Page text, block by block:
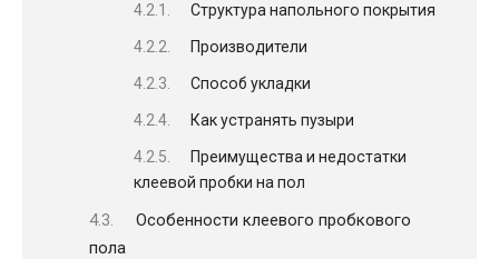
Структура напольного покрытия
Производители
Способ укладки
Как устранять пузыри
Преимущества и недостатки
клеевой пробки на пол
Особенности клеевого пробкового
пола